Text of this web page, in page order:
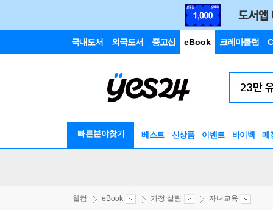
국내도서 외국도서 중고샵 eBook 크레마클럽
빠른분야찾기 베스트 신상품 이벤트 바이백 매
웰컴 eBook 가정 살림 자녀교육